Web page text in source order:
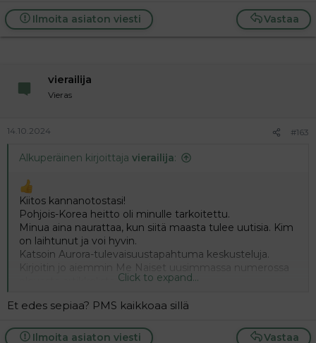
Vastaa
Ilmoita asiaton viesti
vierailija
Vieras
14.10.2024 #163
Alkuperäinen kirjoittaja vierailija:
Kiitos kannanotostasi!
Pohjois-Korea heitto oli minulle tarkoitettu.
Minua aina naurattaa, kun siitä maasta tulee uutisia. Kim
on laihtunut ja voi hyvin.
Katsoin Aurora-tulevaisuustapahtuma keskusteluja.
Kirjoitin jo aiemmin Me Naiset uusimmassa numerossa
olevasta artikkelista ’Some on rikki’.
vaivaa lastentaudit.
ilmeisesti hänellä on liikaa vapaa-aikaa.
Click to expand...
Et edes sepiaa? PMS kaikkoaa sillä
Vastaa
Ilmoita asiaton viesti